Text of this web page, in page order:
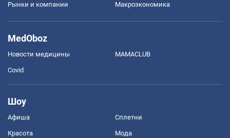
Рынки и компании Mакроэкономика
MedOboz
Новости медицины MAMACLUB
Covid
Шоу
Афиша Сплетни
Красота Мода